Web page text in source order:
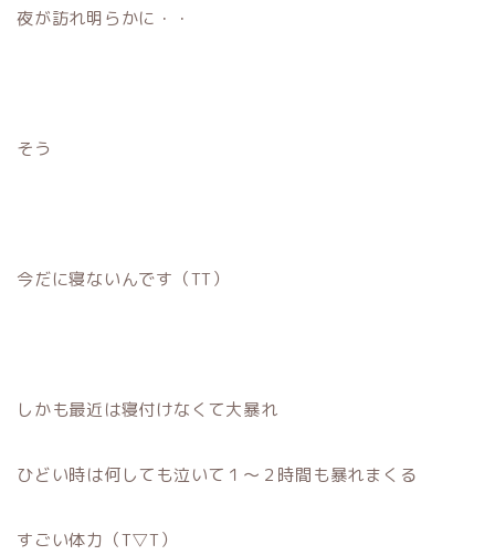
夜が訪れ明らかに・・
そう
今だに寝ないんです（TT）
しかも最近は寝付けなくて大暴れ
ひどい時は何しても泣いて１〜２時間も暴れまくる
すごい体力（T▽T）